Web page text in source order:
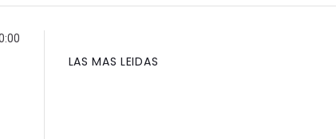
LAS MAS LEIDAS